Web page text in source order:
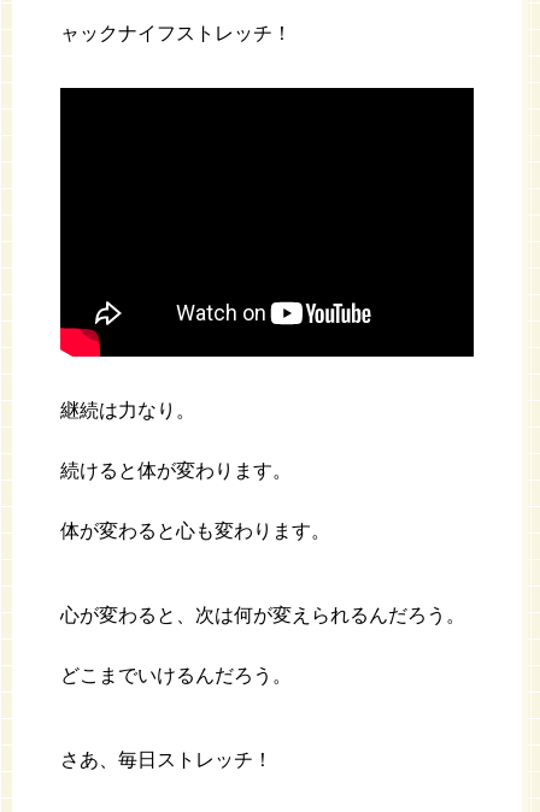
ャックナイフストレッチ！
継続は力なり。
続けると体が変わります。
体が変わると心も変わります。
心が変わると、次は何が変えられるんだろう。
どこまでいけるんだろう。
さあ、毎日ストレッチ！